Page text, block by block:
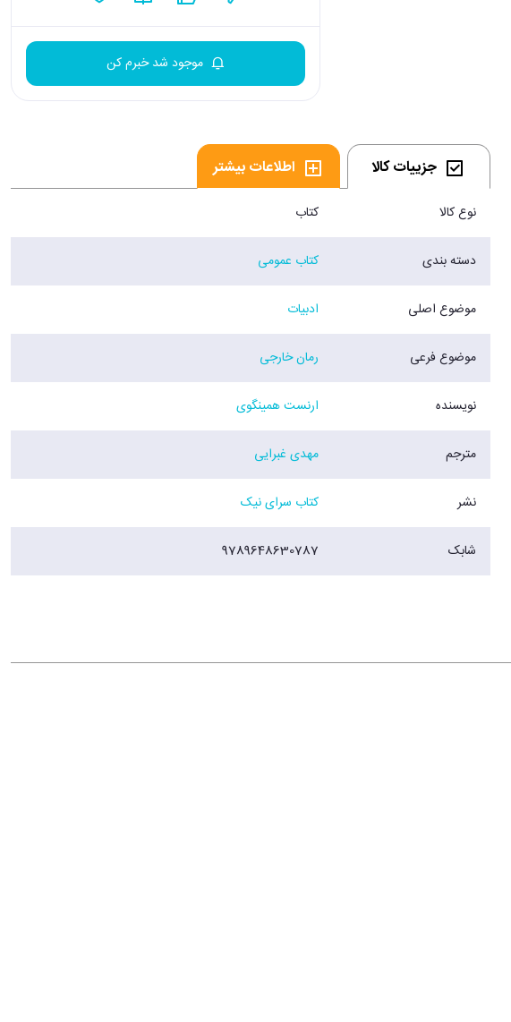
موجود شد خبرم کن
جزییات کالا اطلاعات بیشتر
نوع کالا کتاب
دسته بندی کتاب عمومی
موضوع اصلی ادبیات
موضوع فرعی رمان خارجی
نویسنده ارنست همینگوی
مترجم مهدی غبرایی
نشر کتاب سرای نیک
شابک 9789648630787